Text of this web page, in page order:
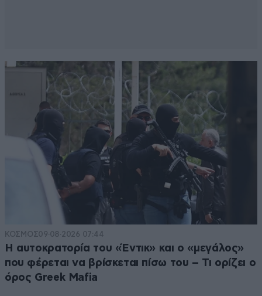
ΚΟΣΜΟΣ09·08·2026 07:44
Η αυτοκρατορία του «Έντικ» και ο «μεγάλος»
που φέρεται να βρίσκεται πίσω του – Τι ορίζει ο
όρος Greek Mafia